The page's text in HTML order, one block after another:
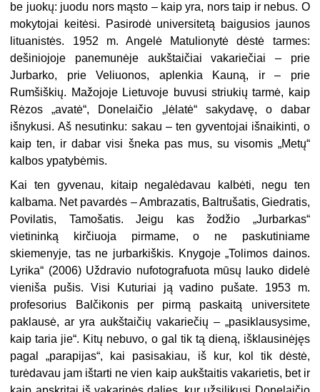
be juokų: juodu nors mąsto – kaip yra, nors taip ir nebus. O
mokytojai keitėsi. Pasirodė universitetą baigusios jaunos
lituanistės. 1952 m. Angelė Matulionytė dėstė tarmes:
dešiniojoje panemunėje aukštaičiai vakariečiai – prie
Jurbarko, prie Veliuonos, aplenkia Kauną, ir – prie
Rumšiškių. Mažojoje Lietuvoje buvusi striukių tarmė, kaip
Rėzos „avatė“, Donelaičio „lėlatė“ sakydavę, o dabar
išnykusi. Aš nesutinku: sakau – ten gyventojai išnaikinti, o
kaip ten, ir dabar visi šneka pas mus, su visomis „Metų“
kalbos ypatybėmis.
Kai ten gyvenau, kitaip negalėdavau kalbėti, negu ten
kalbama. Net pavardės – Ambrazatis, Baltrušatis, Giedratis,
Povilatis, Tamošatis. Jeigu kas žodžio „Jurbarkas“
vietininką kirčiuoja pirmame, o ne paskutiniame
skiemenyje, tas ne jurbarkiškis. Knygoje „Tolimos dainos.
Lyrika“ (2006) Uždravio nufotografuota mūsų lauko didelė
vieniša pušis. Visi Kuturiai ją vadino pušate. 1953 m.
profesorius Balčikonis per pirmą paskaitą universitete
paklausė, ar yra aukštaičių vakariečių – „pasiklausysime,
kaip taria jie“. Kitų nebuvo, o gal tik tą dieną, išklausinėjęs
pagal „parapijas“, kai pasisakiau, iš kur, kol tik dėstė,
turėdavau jam ištarti ne vien kaip aukštaitis vakarietis, bet ir